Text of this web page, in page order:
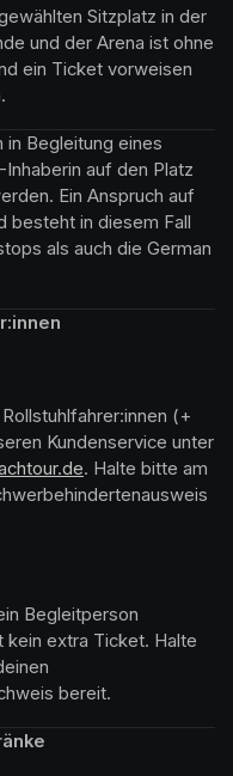
Sitzplatz in der
und der Arena ist ohne
ein Ticket vorweisen
in Begleitung eines
auf den Platz
Ein Anspruch auf
besteht in diesem Fall
als auch die German
(+
Kundenservice unter
(opens in a new
. Halte bitte am
Begleitperson
extra Ticket. Halte
bereit.